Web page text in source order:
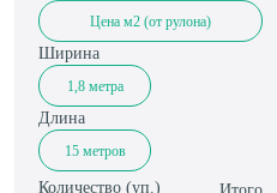
Цена м2 (от рулона)
Ширина
1,8 метра
Длина
15 метров
Количество (уп.)